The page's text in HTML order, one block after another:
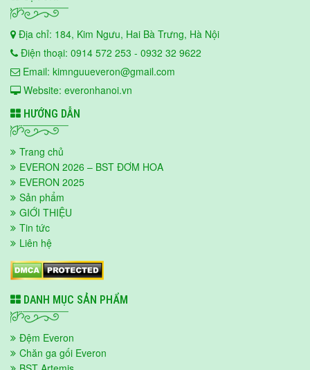
Địa chỉ: 184, Kim Ngưu, Hai Bà Trưng, Hà Nội
Điện thoại: 0914 572 253 - 0932 32 9622
Email: kimnguueveron@gmail.com
Website: everonhanoi.vn
HƯỚNG DẪN
Trang chủ
EVERON 2026 – BST ĐƠM HOA
EVERON 2025
Sản phẩm
GIỚI THIỆU
Tin tức
Liên hệ
DANH MỤC SẢN PHẨM
Đệm Everon
Chăn ga gối Everon